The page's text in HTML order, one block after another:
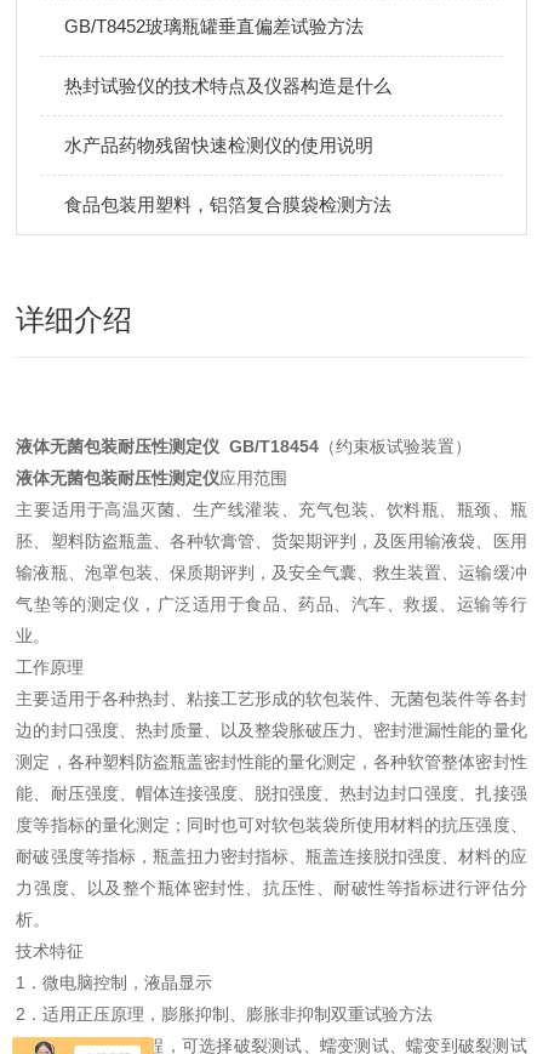
GB/T8452玻璃瓶罐垂直偏差试验方法
热封试验仪的技术特点及仪器构造是什么
水产品药物残留快速检测仪的使用说明
食品包装用塑料，铝箔复合膜袋检测方法
详细介绍
液体无菌包装耐压性测定仪 GB/T18454 （约束板试验装置）
液体无菌包装耐压性测定仪应用范围
主要适用于高温灭菌、生产线灌装、充气包装、饮料瓶、瓶颈、瓶
胚、塑料防盗瓶盖、各种软膏管、货架期评判，及医用输液袋、医用
输液瓶、泡罩包装、保质期评判，及安全气囊、救生装置、运输缓冲
气垫等的测定仪，广泛适用于食品、药品、汽车、救援、运输等行
业。
工作原理
主要适用于各种热封、粘接工艺形成的软包装件、无菌包装件等各封
边的封口强度、热封质量、以及整袋胀破压力、密封泄漏性能的量化
测定，各种塑料防盗瓶盖密封性能的量化测定，各种软管整体密封性
能、耐压强度、帽体连接强度、脱扣强度、热封边封口强度、扎接强
度等指标的量化测定；同时也可对软包装袋所使用材料的抗压强度、
耐破强度等指标，瓶盖扭力密封指标、瓶盖连接脱扣强度、材料的应
力强度、以及整个瓶体密封性、抗压性、耐破性等指标进行评估分
析。
技术特征
1．微电脑控制，液晶显示
2．适用正压原理，膨胀抑制、膨胀非抑制双重试验方法
3．可选择试验量程，可选择破裂测试、蠕变测试、蠕变到破裂测试